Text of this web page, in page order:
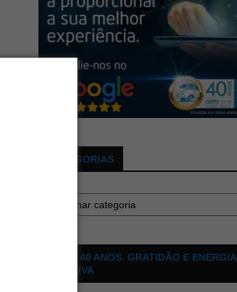
CATEGORIAS
ALDO 40 ANOS. GRATIDÃO E ENERGIA
POSITIVA